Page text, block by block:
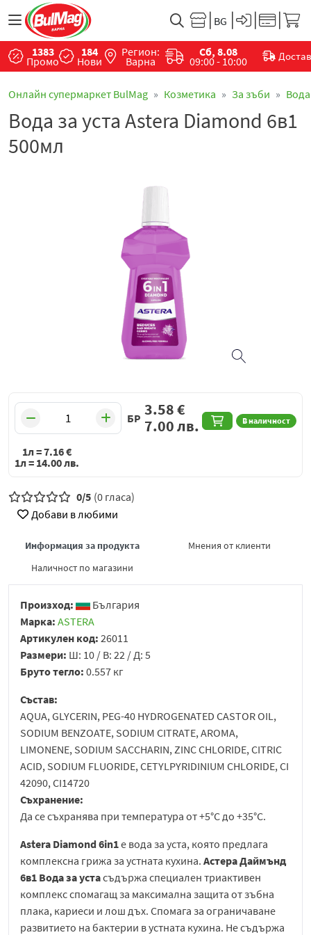
1383
Промо
184
Нови
Регион:
Варна
Сб, 8.08
09:00 - 10:00
Онлайн супермаркет BulMag Козметика За зъби Вода
Вода за уста Astera Diamond 6в1
500мл
БР В наличност
3.58€
7.00лв.
1л =7.16€
1л = 14.00лв.
0/5 (0 гласа)
Добави в любими
Информация за продукта
Мнения от клиенти
Наличност по магазини
Произход:
България
Марка: ASTERA
Артикулен код: 26011
Размери: Ш: 10 / В: 22 / Д: 5
Бруто тегло: 0.557 кг
Състав:
AQUA, GLYCERIN, PEG-40 HYDROGENATED CASTOR OIL,
SODIUM BENZOATE, SODIUM CITRATE, AROMA,
LIMONENE, SODIUM SACCHARIN, ZINC CHLORIDE, CITRIC
ACID, SODIUM FLUORIDE, CETYLPYRIDINIUM CHLORIDE, CI
42090, CI14720
Съхранение:
Да се съхранява при температура от +5°С до +35°С.
Astera Diamond 6in1e вода за уста, която предлага
комплексна грижа за устната кухина. Астера Даймънд
6в1 Вода за устасъдържа специален триактивен
комплекс спомагащ за максимална защита от зъбна
плака, кариеси и лош дъх. Спомага за ограничаване
развитието на бактерии в устната кухина. Не съдържа